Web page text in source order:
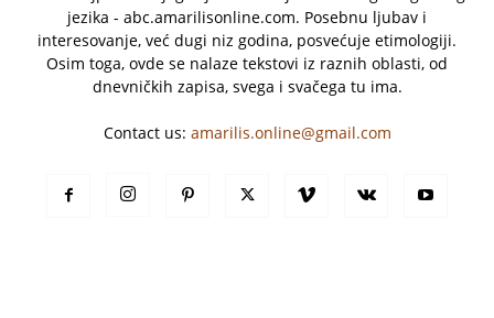
jezika - abc.amarilisonline.com. Posebnu ljubav i
interesovanje, već dugi niz godina, posvećuje etimologiji.
Osim toga, ovde se nalaze tekstovi iz raznih oblasti, od
dnevničkih zapisa, svega i svačega tu ima.
Contact us: amarilis.online@gmail.com